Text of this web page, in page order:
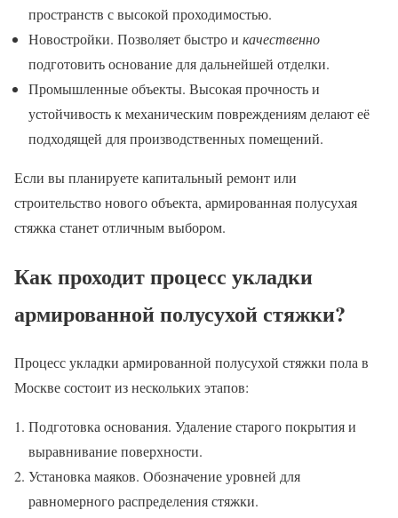
пространств с высокой проходимостью.
Новостройки. Позволяет быстро и качественно
подготовить основание для дальнейшей отделки.
Промышленные объекты. Высокая прочность и
устойчивость к механическим повреждениям делают её
подходящей для производственных помещений.
Если вы планируете капитальный ремонт или
строительство нового объекта, армированная полусухая
стяжка станет отличным выбором.
Как проходит процесс укладки
армированной полусухой стяжки?
Процесс укладки армированной полусухой стяжки пола в
Москве состоит из нескольких этапов:
Подготовка основания. Удаление старого покрытия и
выравнивание поверхности.
Установка маяков. Обозначение уровней для
равномерного распределения стяжки.